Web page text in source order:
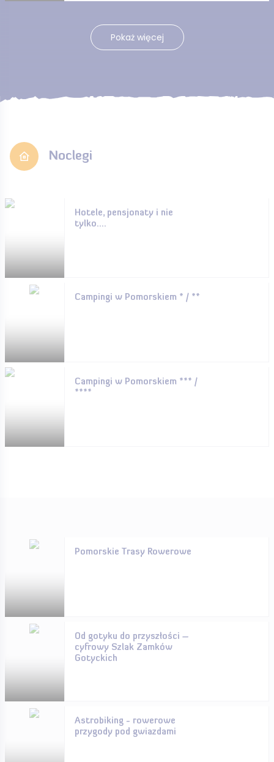
Pokaż więcej
Noclegi
Hotele, pensjonaty i nie
tylko....
Campingi w Pomorskiem * / **
Campingi w Pomorskiem *** /
****
Pomorskie Trasy Rowerowe
Od gotyku do przyszłości –
cyfrowy Szlak Zamków
Gotyckich
Astrobiking - rowerowe
przygody pod gwiazdami